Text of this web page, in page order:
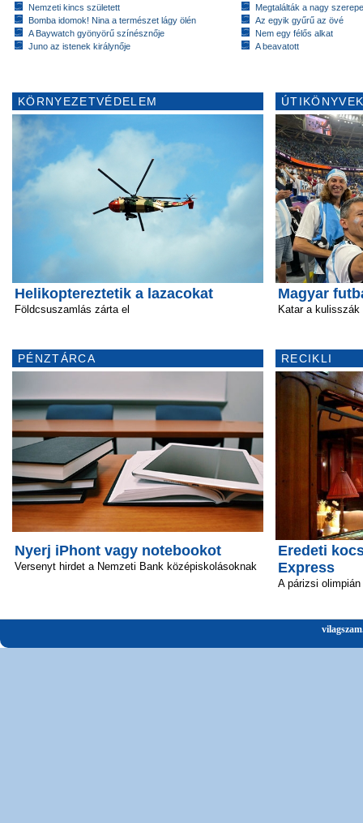
Nemzeti kincs született
Bomba idomok! Nina a természet lágy ölén
A Baywatch gyönyörű színésznője
Juno az istenek királynője
Megtalálták a nagy
Az egyik gyűrű az övé
Nem egy félős alkat
A beavatott
KÖRNYEZETVÉDELEM
Helikoptereztetik a lazacokat
Földcsuszamlás zárta el
PÉNZTÁRCA
Nyerj iPhont vagy notebookot
Versenyt hirdet a Nemzeti Bank középiskolásoknak
Magyar
Katar a
RECIKLI
Eredeti
Express
A párizsi olimpián